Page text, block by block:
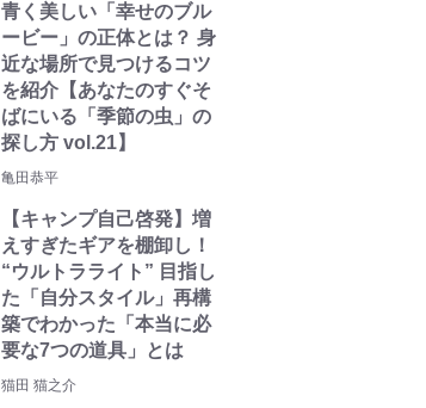
青く美しい「幸せのブル
ービー」の正体とは？ 身
近な場所で見つけるコツ
を紹介【あなたのすぐそ
ばにいる「季節の虫」の
探し方 vol.21】
亀田恭平
【キャンプ自己啓発】増
えすぎたギアを棚卸し！
“ウルトラライト” 目指し
た「自分スタイル」再構
築でわかった「本当に必
要な7つの道具」とは
猫田 猫之介